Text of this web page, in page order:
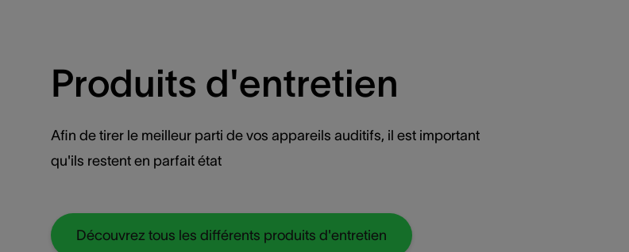
Produits d'entretien
Afin de tirer le meilleur parti de vos appareils auditifs, il est important
qu'ils restent en parfait état
Découvrez tous les différents produits d'entretien